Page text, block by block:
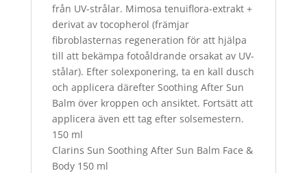
från UV-strålar. Mimosa tenuiflora-extrakt +
derivat av tocopherol (främjar
fibroblasternas regeneration för att hjälpa
till att bekämpa fotoåldrande orsakat av UV-
stålar). Efter solexponering, ta en kall dusch
och applicera därefter Soothing After Sun
Balm över kroppen och ansiktet. Fortsätt att
applicera även ett tag efter solsemestern.
150 ml
Clarins Sun Soothing After Sun Balm Face &
Body 150 ml